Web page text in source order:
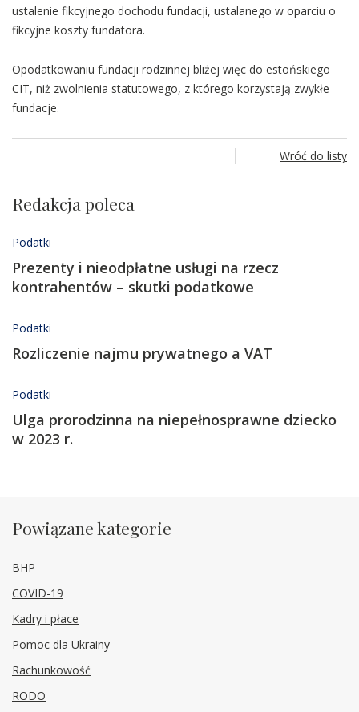
ustalenie fikcyjnego dochodu fundacji, ustalanego w oparciu o
fikcyjne koszty fundatora.
Opodatkowaniu fundacji rodzinnej bliżej więc do estońskiego
CIT, niż zwolnienia statutowego, z którego korzystają zwykłe
fundacje.
Wróć do listy
Redakcja poleca
Podatki
Prezenty i nieodpłatne usługi na rzecz
kontrahentów – skutki podatkowe
Podatki
Rozliczenie najmu prywatnego a VAT
Podatki
Ulga prorodzinna na niepełnosprawne dziecko
w 2023 r.
Powiązane kategorie
BHP
COVID-19
Kadry i płace
Pomoc dla Ukrainy
Rachunkowość
RODO